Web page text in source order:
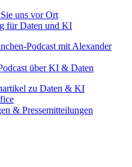
uns vor Ort
für Daten und KI
Podcast mit Alexander
über KI & Daten
zu Daten & KI
& Pressemitteilungen